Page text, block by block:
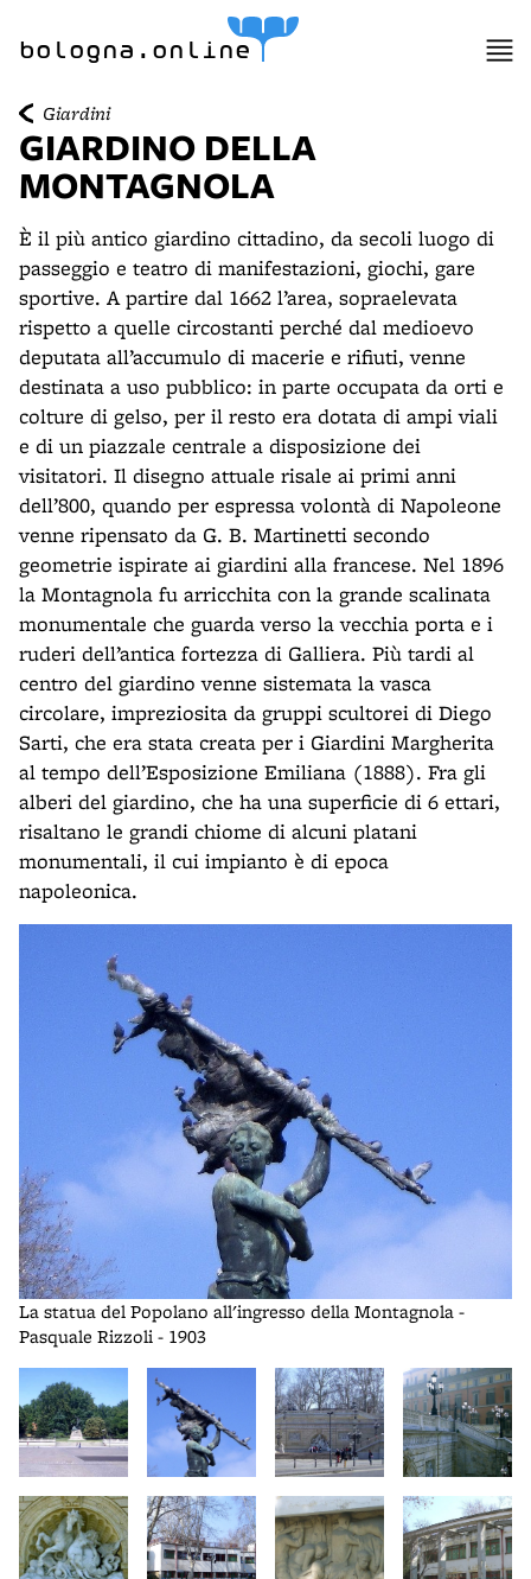
bologna.online
Giardini
GIARDINO DELLA
MONTAGNOLA
È il più antico giardino cittadino, da secoli luogo di
passeggio e teatro di manifestazioni, giochi, gare
sportive. A partire dal 1662 l’area, sopraelevata
rispetto a quelle circostanti perché dal medioevo
deputata all’accumulo di macerie e rifiuti, venne
destinata a uso pubblico: in parte occupata da orti e
colture di gelso, per il resto era dotata di ampi viali
e di un piazzale centrale a disposizione dei
visitatori. Il disegno attuale risale ai primi anni
dell’800, quando per espressa volontà di Napoleone
venne ripensato da G. B. Martinetti secondo
geometrie ispirate ai giardini alla francese. Nel 1896
la Montagnola fu arricchita con la grande scalinata
monumentale che guarda verso la vecchia porta e i
ruderi dell’antica fortezza di Galliera. Più tardi al
centro del giardino venne sistemata la vasca
circolare, impreziosita da gruppi scultorei di Diego
Sarti, che era stata creata per i Giardini Margherita
al tempo dell’Esposizione Emiliana (1888). Fra gli
alberi del giardino, che ha una superficie di 6 ettari,
risaltano le grandi chiome di alcuni platani
monumentali, il cui impianto è di epoca
napoleonica.
La statua del Popolano all'ingresso della Montagnola -
Pasquale Rizzoli - 1903